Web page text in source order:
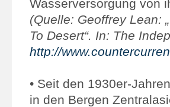
Wasserversorgung von
(Quelle: Geoffrey Lean:
To Desert“. In: The
http://
• Seit den 1930er-
in den Bergen